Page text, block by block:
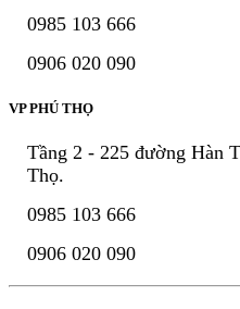
0985 103 666
0906 020 090
VP PHÚ THỌ
Tầng 2 - 225 đường Hàn
Thọ.
0985 103 666
0906 020 090